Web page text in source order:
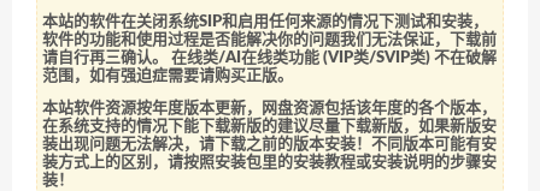
本站的软件在关闭系统SIP和启用任何来源的情况下测试和安装，
软件的功能和使用过程是否能解决你的问题我们无法保证，下载前
请自行再三确认。 在线类/AI在线类功能 (VIP类/SVIP类) 不在破解
范围，如有强迫症需要请购买正版。
本站软件资源按年度版本更新，网盘资源包括该年度的各个版本，
在系统支持的情况下能下载新版的建议尽量下载新版，如果新版安
装出现问题无法解决，请下载之前的版本安装！不同版本可能有安
装方式上的区别，请按照安装包里的安装教程或安装说明的步骤安
装！